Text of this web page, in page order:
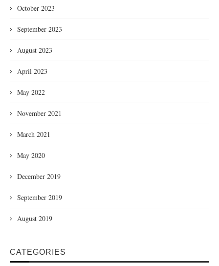
October 2023
September 2023
August 2023
April 2023
May 2022
November 2021
March 2021
May 2020
December 2019
September 2019
August 2019
CATEGORIES